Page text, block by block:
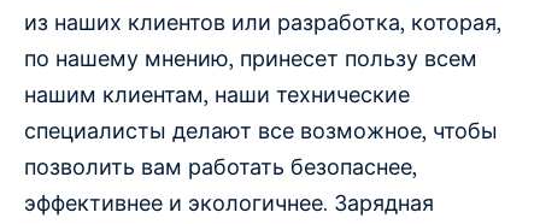
из наших клиентов или разработка, которая,
по нашему мнению, принесет пользу всем
нашим клиентам, наши технические
специалисты делают все возможное, чтобы
позволить вам работать безопаснее,
эффективнее и экологичнее. Зарядная